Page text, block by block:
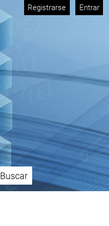
Registrarse Entrar
Buscar